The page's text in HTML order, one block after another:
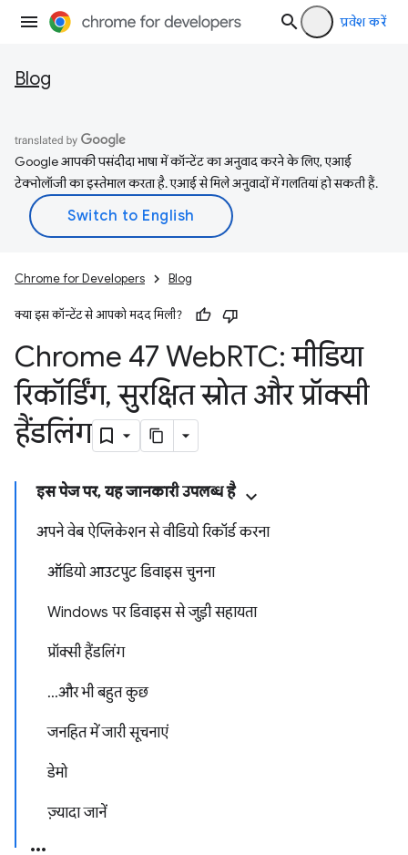
प्रवेश करें
Blog
Google आपकी पसंदीदा भाषा में कॉन्टेंट का अनुवाद करने के लिए, एआई
टेक्नोलॉजी का इस्तेमाल करता है. एआई से मिले अनुवादों में गलतियां हो सकती हैं.
Chrome for Developers Blog
क्या इस कॉन्टेंट से आपको मदद मिली?
Chrome 47 WebRTC: मीडिया
रिकॉर्डिंग, सुरक्षित स्रोत और प्रॉक्सी
हैंडलिंग
इस पेज पर, यह जानकारी उपलब्ध है
अपने वेब ऐप्लिकेशन से वीडियो रिकॉर्ड करना
ऑडियो आउटपुट डिवाइस चुनना
Windows पर डिवाइस से जुड़ी सहायता
प्रॉक्सी हैंडलिंग
...और भी बहुत कुछ
जनहित में जारी सूचनाएं
डेमो
ज़्यादा जानें